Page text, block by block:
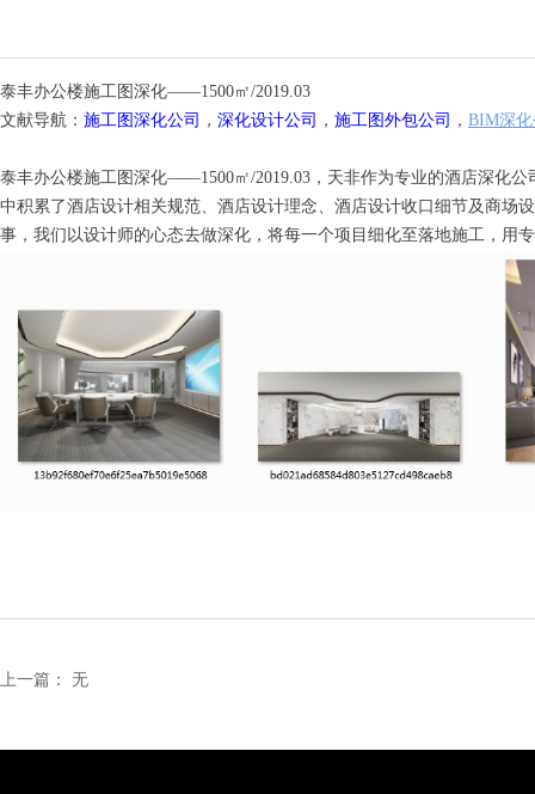
泰丰办公楼施工图深化——1500㎡/2019.03
文献导航： 施工图深化公司 ， 深化设计公司 ， 施工图外包公司 ， BIM深
泰丰办公楼施工图深化——1500㎡/2019.03 ，天非作为专业的酒店深化
中积累了酒店设计相关规范、酒店设计理念、酒店设计收口细节及商场
事，我们以设计师的心态去做深化，将每一个项目细化至落地施工，用
上一篇： 无